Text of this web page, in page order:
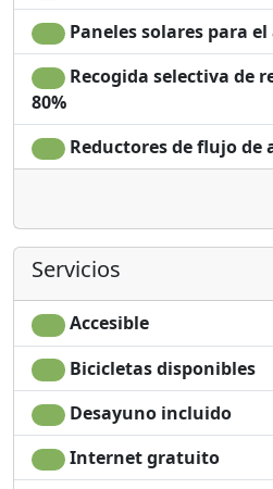
Paneles solares para
Recogida selectiva de
80%
Reductores de flujo de
Servicios
Accesible
Bicicletas disponibles
Desayuno incluido
Internet gratuito